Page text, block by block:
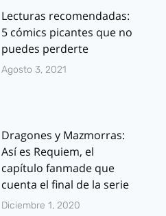
Lecturas recomendadas:
5 cómics picantes que no
puedes perderte
Agosto 3, 2021
Dragones y Mazmorras:
Así es Requiem, el
capítulo fanmade que
cuenta el final de la serie
Diciembre 1, 2020